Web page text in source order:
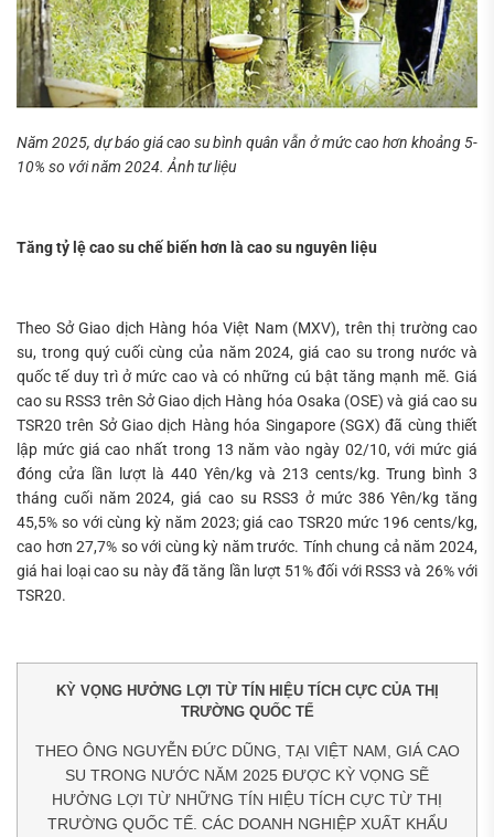
Năm 2025, dự báo giá cao su bình quân vẫn ở mức cao hơn khoảng 5-
10% so với năm 2024. Ảnh tư liệu
Tăng tỷ lệ cao su chế biến hơn là cao su nguyên liệu
Theo Sở Giao dịch Hàng hóa Việt Nam (MXV), trên thị trường cao
su, trong quý cuối cùng của năm 2024, giá cao su trong nước và
quốc tế duy trì ở mức cao và có những cú bật tăng mạnh mẽ. Giá
cao su RSS3 trên Sở Giao dịch Hàng hóa Osaka (OSE) và giá cao su
TSR20 trên Sở Giao dịch Hàng hóa Singapore (SGX) đã cùng thiết
lập mức giá cao nhất trong 13 năm vào ngày 02/10, với mức giá
đóng cửa lần lượt là 440 Yên/kg và 213 cents/kg. Trung bình 3
tháng cuối năm 2024, giá cao su RSS3 ở mức 386 Yên/kg tăng
45,5% so với cùng kỳ năm 2023; giá cao TSR20 mức 196 cents/kg,
cao hơn 27,7% so với cùng kỳ năm trước. Tính chung cả năm 2024,
giá hai loại cao su này đã tăng lần lượt 51% đối với RSS3 và 26% với
TSR20.
KỲ VỌNG HƯỞNG LỢI TỪ TÍN HIỆU TÍCH CỰC CỦA THỊ
TRƯỜNG QUỐC TẾ
THEO ÔNG NGUYỄN ĐỨC DŨNG, TẠI VIỆT NAM, GIÁ CAO
SU TRONG NƯỚC NĂM 2025 ĐƯỢC KỲ VỌNG SẼ
HƯỞNG LỢI TỪ NHỮNG TÍN HIỆU TÍCH CỰC TỪ THỊ
TRƯỜNG QUỐC TẾ. CÁC DOANH NGHIỆP XUẤT KHẨU
kiếm...